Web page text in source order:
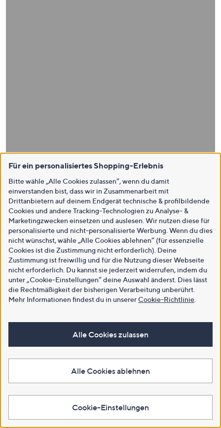
Für ein personalisiertes Shopping-Erlebnis
Bitte wähle „Alle Cookies zulassen“, wenn du damit
einverstanden bist, dass wir in Zusammenarbeit mit
Drittanbietern auf deinem Endgerät technische & profilbildende
Cookies und andere Tracking-Technologien zu Analyse- &
Marketingzwecken einsetzen und auslesen. Wir nutzen diese für
personalisierte und nicht-personalisierte Werbung. Wenn du dies
nicht wünschst, wähle „Alle Cookies ablehnen“ (für essenzielle
Cookies ist die Zustimmung nicht erforderlich). Deine
Zustimmung ist freiwillig und für die Nutzung dieser Webseite
nicht erforderlich. Du kannst sie jederzeit widerrufen, indem du
unter „Cookie-Einstellungen“ deine Auswahl änderst. Dies lässt
die Rechtmäßigkeit der bisherigen Verarbeitung unberührt.
Mehr Informationen findest du in unsererCookie-Richtlinie
Alle Cookies zulassen
Alle Cookies ablehnen
Cookie-Einstellungen